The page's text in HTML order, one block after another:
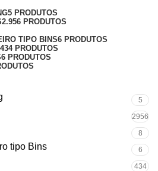
5 PRODUTOS
2.956 PRODUTOS
TIPO BINS6 PRODUTOS
434 PRODUTOS
6 PRODUTOS
5
2956
8
tipo Bins 6
434